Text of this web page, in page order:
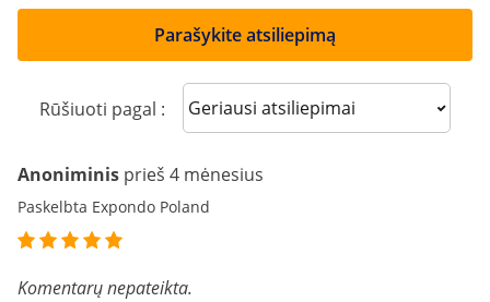
Parašykite atsiliepimą
Rūšiuoti pagal : Sort reviews
Anoniminis prieš 4 mėnesius
Paskelbta Expondo Poland
Komentarų nepateikta.